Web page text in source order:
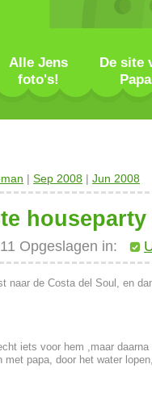
Alle Jens
foto's!
De site
Papa
| Sep 2008 | Jun 2008
houseparty
Opgeslagen in:
naar de Costa del Soul, en
iets voor hem ,maar
met papa, door het water